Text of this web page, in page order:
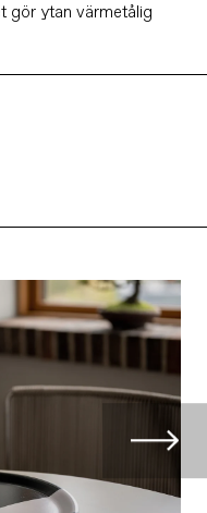
gör ytan värmetålig